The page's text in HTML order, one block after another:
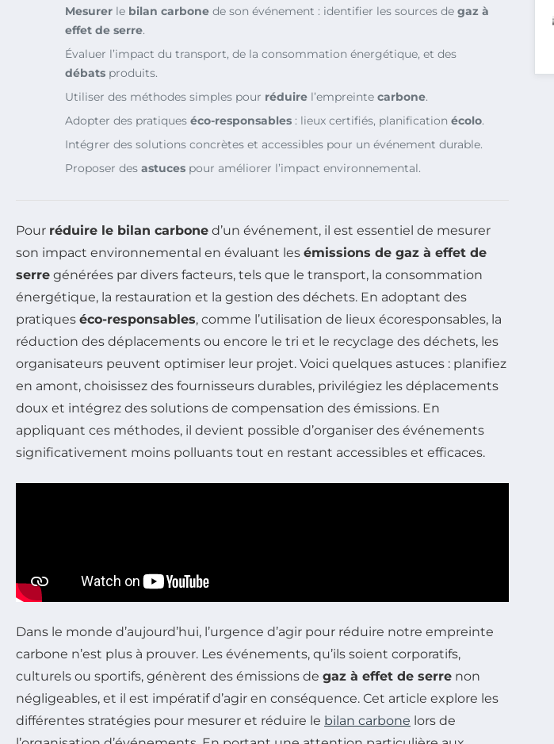
Mesurer le bilan carbone de son événement : identifier les sources de gaz à
effet de serre.
Évaluer l’impact du transport, de la consommation énergétique, et des
débats produits.
Utiliser des méthodes simples pour réduire l’empreinte carbone.
Adopter des pratiques éco-responsables : lieux certifiés, planification écolo.
Intégrer des solutions concrètes et accessibles pour un événement durable.
Proposer des astuces pour améliorer l’impact environnemental.
Pour réduire le bilan carbone d’un événement, il est essentiel de mesurer
son impact environnemental en évaluant les émissions de gaz à effet de
serre générées par divers facteurs, tels que le transport, la consommation
énergétique, la restauration et la gestion des déchets. En adoptant des
pratiques éco-responsables, comme l’utilisation de lieux écoresponsables, la
réduction des déplacements ou encore le tri et le recyclage des déchets, les
organisateurs peuvent optimiser leur projet. Voici quelques astuces : planifiez
en amont, choisissez des fournisseurs durables, privilégiez les déplacements
doux et intégrez des solutions de compensation des émissions. En
appliquant ces méthodes, il devient possible d’organiser des événements
significativement moins polluants tout en restant accessibles et efficaces.
Dans le monde d’aujourd’hui, l’urgence d’agir pour réduire notre empreinte
carbone n’est plus à prouver. Les événements, qu’ils soient corporatifs,
culturels ou sportifs, génèrent des émissions de gaz à effet de serre non
négligeables, et il est impératif d’agir en conséquence. Cet article explore les
différentes stratégies pour mesurer et réduire le bilan carbone lors de